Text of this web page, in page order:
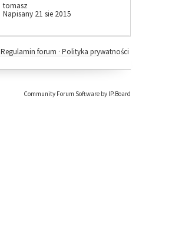
tomasz
Napisany 21 sie 2015
Polityka prywatności
Regulamin forum ·
Community Forum Software by IP.Board